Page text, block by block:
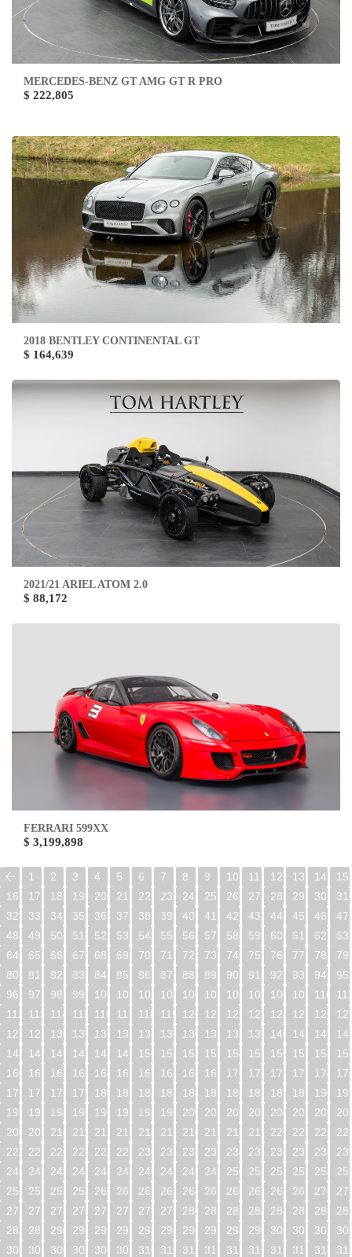
MERCEDES-BENZ GT AMG GT R PRO
$ 222,805
2018 BENTLEY CONTINENTAL GT
$ 164,639
2021/21 ARIEL ATOM 2.0
$ 88,172
FERRARI 599XX
$ 3,199,898
1 2 3 4 5 6 7 8 9 10 11 12 13 14
15
16
17 18 19 20 21 22 23 24 25 26 27 28 29 30
31
32
33 34 35 36 37 38 39 40 41 42 43 44 45 46
47
48
49 50 51 52 53 54 55 56 57 58 59 60 61 62
63
64
65 66 67 68 69 70 71 72 73 74 75 76 77 78
79
80
81 82 83 84 85 86 87 88 89 90 91 92 93 94
95
96
97 98 99 100 101 102 103 104 105 106 107 108 109 110
112
113 114 115 116 117 118 119 120 121 122 123 124 125 126
128
129 130 131 132 133 134 135 136 137 138 139 140 141 142
144
145 146 147 148 149 150 151 152 153 154 155 156 157 158
160
161 162 163 164 165 166 167 168 169 170 171 172 173 174
176
177 178 179 180 181 182 183 184 185 186 187 188 189 190
192
193 194 195 196 197 198 199 200 201 202 203 204 205 206
208
209 210 211 212 213 214 215 216 217 218 219 220 221 222
224
225 226 227 228 229 230 231 232 233 234 235 236 237 238
240
241 242 243 244 245 246 247 248 249 250 251 252 253 254
256
257 258 259 260 261 262 263 264 265 266 267 268 269 270
272
273 274 275 276 277 278 279 280 281 282 283 284 285 286
288
289 290 291 292 293 294 295 296 297 298 299 300 301 302
304
305 306 307 308 309 310 311 312 313 314 315 316 317 318